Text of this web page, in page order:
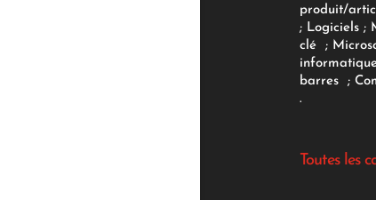
produit/
; Logiciels ;
clé;
barres
;
.
Toutes les